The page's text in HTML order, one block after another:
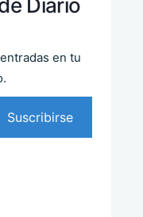
Diario
en tu
Suscribirse